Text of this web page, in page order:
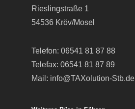
Rieslingstraße 1
54536 Kröv/Mosel
Telefon: 06541 81 87 88
Telefax: 06541 81 87 89
Mail: info@TAXolution-Stb.de